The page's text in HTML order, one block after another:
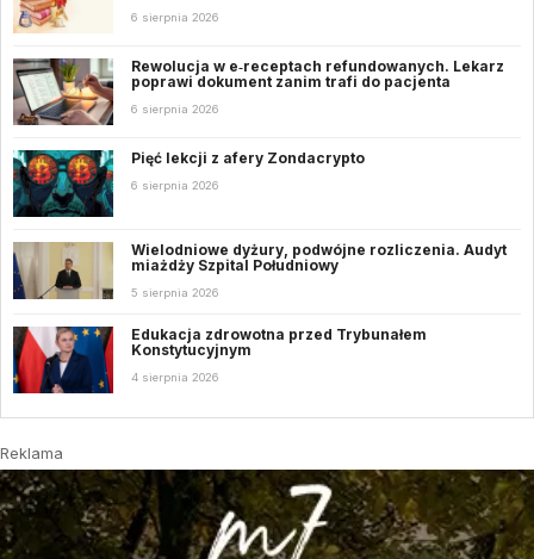
6 sierpnia 2026
Rewolucja w e‑receptach refundowanych. Lekarz
poprawi dokument zanim trafi do pacjenta
6 sierpnia 2026
Pięć lekcji z afery Zondacrypto
6 sierpnia 2026
Wielodniowe dyżury, podwójne rozliczenia. Audyt
miażdży Szpital Południowy
5 sierpnia 2026
Edukacja zdrowotna przed Trybunałem
Konstytucyjnym
4 sierpnia 2026
Reklama